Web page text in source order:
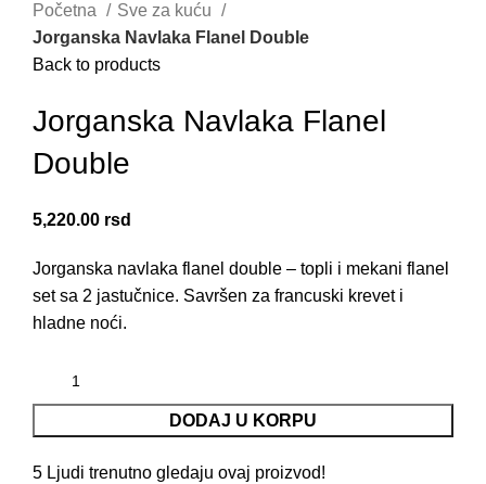
Početna
Sve za kuću
Jorganska Navlaka Flanel Double
Back to products
Jorganska Navlaka Flanel
Double
5,220.00 rsd
Jorganska navlaka flanel double – topli i mekani flanel
set sa 2 jastučnice. Savršen za francuski krevet i
hladne noći.
DODAJ U KORPU
5 Ljudi trenutno gledaju ovaj proizvod!